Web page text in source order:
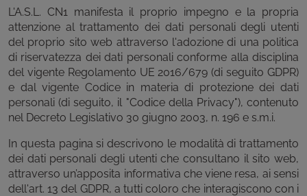
L'A.S.L. CN1 manifesta il proprio impegno e la propria
attenzione al trattamento dei dati personali degli utenti
del proprio sito web attraverso l'adozione di una politica
di riservatezza dei dati personali conforme alla disciplina
del vigente Regolamento UE 2016/679 (di seguito GDPR)
e dal vigente Codice in materia di protezione dei dati
personali (di seguito, il "Codice della Privacy"), contenuto
nel Decreto Legislativo 30 giugno 2003, n. 196 e s.m.i.
In questa pagina si descrivono le modalità di trattamento
dei dati personali degli utenti che consultano il sito web,
attraverso un’apposita informativa che viene resa, ai sensi
dell'art. 13 del GDPR, a tutti coloro che interagiscono con i